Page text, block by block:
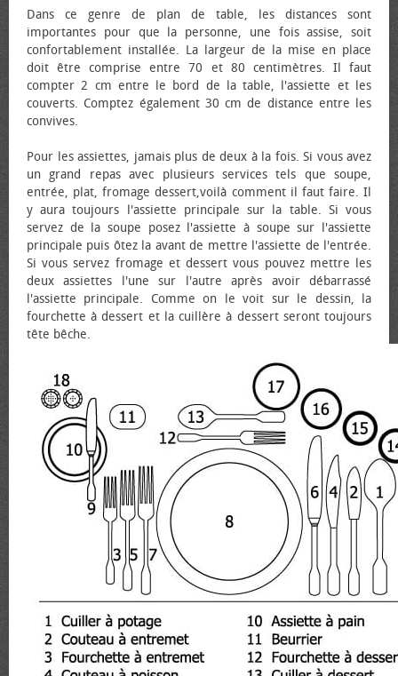
Dans ce genre de plan de table, les distances sont
importantes pour que la personne, une fois assise, soit
confortablement installée. La largeur de la mise en place
doit être comprise entre 70 et 80 centimètres. Il faut
compter 2 cm entre le bord de la table, l'assiette et les
couverts. Comptez également 30 cm de distance entre les
convives.
Pour les assiettes, jamais plus de deux à la fois. Si vous avez
un grand repas avec plusieurs services tels que soupe,
entrée, plat, fromage dessert,voilà comment il faut faire. Il
y aura toujours l'assiette principale sur la table. Si vous
servez de la soupe posez l'assiette à soupe sur l'assiette
principale puis ôtez la avant de mettre l'assiette de l'entrée.
Si vous servez fromage et dessert vous pouvez mettre les
deux assiettes l'une sur l'autre après avoir débarrassé
l'assiette principale. Comme on le voit sur le dessin, la
fourchette à dessert et la cuillère à dessert seront toujours
tête bêche.